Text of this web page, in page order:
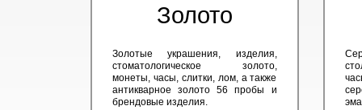
Золото
Золотые украшения, изделия,
стоматологическое золото,
монеты, часы, слитки, лом, а также
антикварное золото 56 пробы и
брендовые изделия.